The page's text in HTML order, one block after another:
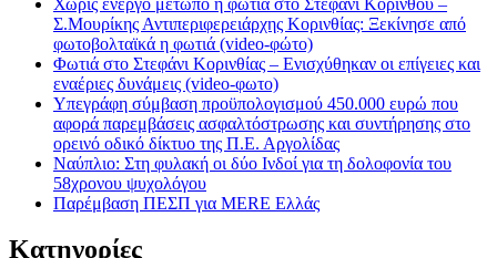
Σ.Μουρίκης Αντιπεριφερειάρχης Κορινθίας: Ξεκίνησε από
φωτοβολταϊκά η φωτιά (video-φώτο)
Φωτιά στο Στεφάνι Κορινθίας – Ενισχύθηκαν οι επίγειες και
εναέριες δυνάμεις (video-φωτο)
Υπεγράφη σύμβαση προϋπολογισμού 450.000 ευρώ που
αφορά παρεμβάσεις ασφαλτόστρωσης και συντήρησης στο
ορεινό οδικό δίκτυο της Π.Ε. Αργολίδας
Ναύπλιο: Στη φυλακή οι δύο Ινδοί για τη δολοφονία του
58χρονου ψυχολόγου
Παρέμβαση ΠΕΣΠ για MERE Ελλάς
Kατηγορίες